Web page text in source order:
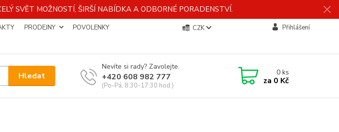
SVĚT MOŽNOSTÍ, ŠIRŠÍ NABÍDKA A ODBORNÉ PORADENSTVÍ.
PRODEJNY
POVOLENKY
CZK Přihlášení
Hledat
Nevíte si rady? Zavolejte.
+420 608 982 777
(Po-Pá, 8:30-17:30 hod.)
0ks
za 0 Kč